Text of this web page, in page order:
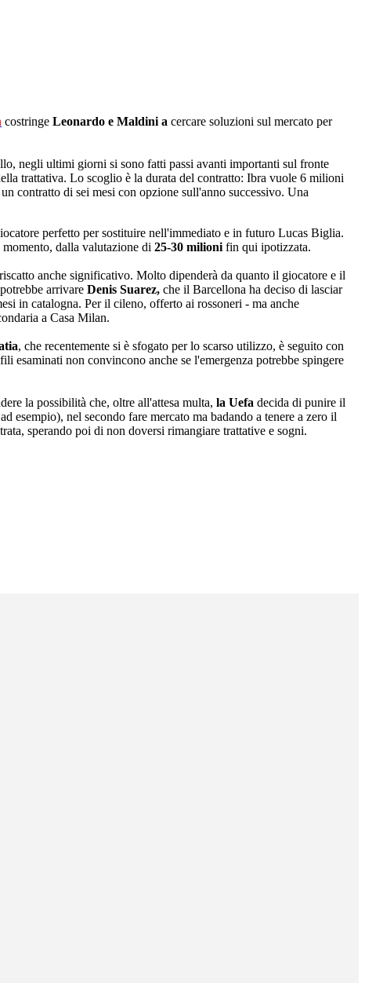
costringe Leonardo e Maldini a cercare soluzioni sul mercato per
negli ultimi giorni si sono fatti passi avanti importanti sul fronte
trattativa. Lo scoglio è la durata del contratto: Ibra vuole 6 milioni
contratto di sei mesi con opzione sull'anno successivo. Una
perfetto per sostituire nell'immediato e in futuro Lucas Biglia.
dalla valutazione di 25-30 milioni fin qui ipotizzata.
anche significativo. Molto dipenderà da quanto il giocatore e il
arrivare Denis Suarez, che il Barcellona ha deciso di lasciar
in catalogna. Per il cileno, offerto ai rossoneri - ma anche
a Casa Milan.
, che recentemente si è sfogato per lo scarso utilizzo, è seguito con
esaminati non convincono anche se l'emergenza potrebbe spingere
la possibilità che, oltre all'attesa multa, la Uefa decida di punire il
esempio), nel secondo fare mercato ma badando a tenere a zero il
sperando poi di non doversi rimangiare trattative e sogni.